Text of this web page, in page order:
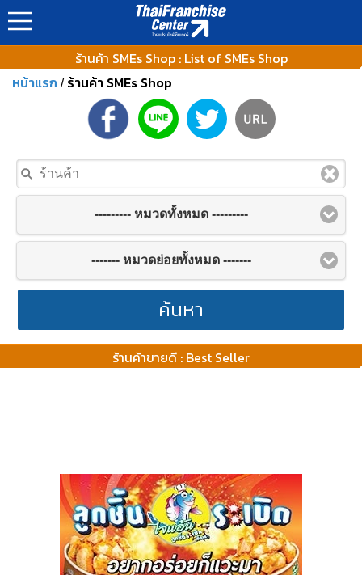
ร้านค้า SMEs Shop : List of SMEs Shop
หน้าแรก / ร้านค้า SMEs Shop
--------- หมวดทั้งหมด ---------
------- หมวดย่อยทั้งหมด -------
ค้นหา
ร้านค้าขายดี : Best Seller